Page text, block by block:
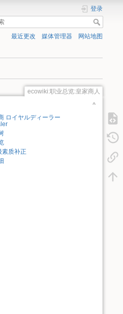
登录
最近更改 媒体管理器 网站地图
ecowiki:职业总览:皇家商人
ロイヤルディーラー
素质补正